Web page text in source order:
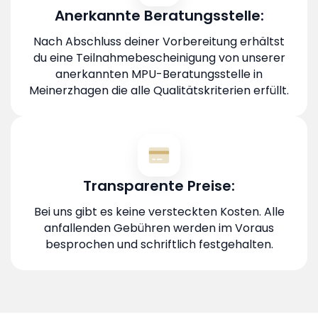
Anerkannte Beratungsstelle:
Nach Abschluss deiner Vorbereitung erhältst
du eine Teilnahmebescheinigung von unserer
anerkannten MPU-Beratungsstelle in
Meinerzhagen die alle Qualitätskriterien erfüllt.
Transparente Preise:
Bei uns gibt es keine versteckten Kosten. Alle
anfallenden Gebühren werden im Voraus
besprochen und schriftlich festgehalten.